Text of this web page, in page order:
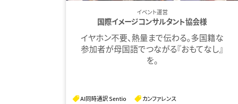
イベント運営
国際イメージコンサルタント協会様
イヤホン不要、熱量まで伝わる。多国籍な
参加者が母国語でつながる『おもてなし』
を。
AI同時通訳 Sentio
カンファレンス